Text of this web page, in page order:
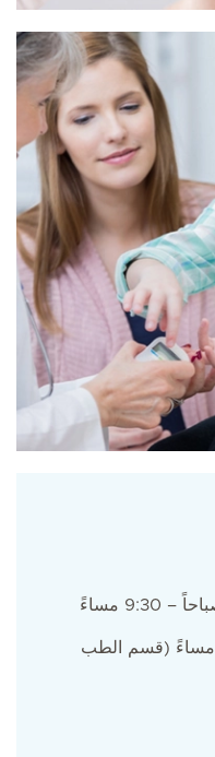
الجمعة: 2:00 ظهراً إلى 10:00 مساءً (قسم الطب